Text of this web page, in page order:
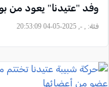
وفد "عتيدنا" يعود من
فئة: , -, 2025-05-04 20:53:09